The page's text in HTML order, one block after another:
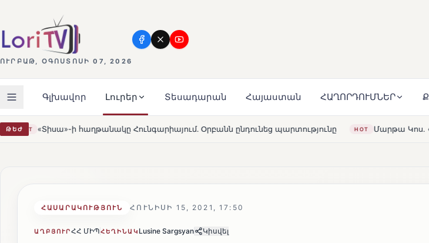
ՈՒՐԲԱԹ, ՕԳՈՍՏՈՍԻ 07, 2026
Գլխավոր Լուրեր Տեսադարան Հայաստան ՀԱՂՈՐԴՈՒՄՆԵՐ
ԹԵԺ Օրբանն ընդունեց պարտությունը HOT Մարթա Կոս. «Հայաստանն ու ԵՄ-ն երբեք
ՀԱՍԱՐԱԿՈՒԹՅՈՒՆ ՀՈՒՆԻՍԻ 15, 2021, 17:50
ԱՂԲՅՈՒՐՀՀ ՄԻՊՀԵՂԻՆԱԿ Lusine Sargsyan Կիսվել